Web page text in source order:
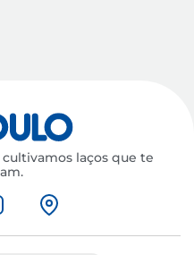
cultivamos laços que te